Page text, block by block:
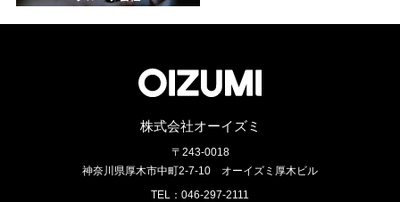
株式会社オーイズミ
〒243-0018
神奈川県厚木市中町2-7-10 オーイズミ厚木ビル
TEL：046-297-2111